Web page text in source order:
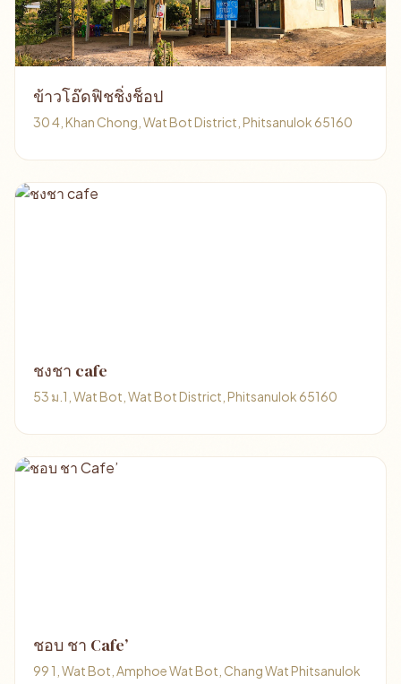
ข้าวโอ๊ดฟิชชิ่งช็อป
30 4, Khan Chong, Wat Bot District, Phitsanulok 65160
ชงชา cafe
53 ม.1, Wat Bot, Wat Bot District, Phitsanulok 65160
ชอบ ชา Cafe’
99 1, Wat Bot, Amphoe Wat Bot, Chang Wat Phitsanulok